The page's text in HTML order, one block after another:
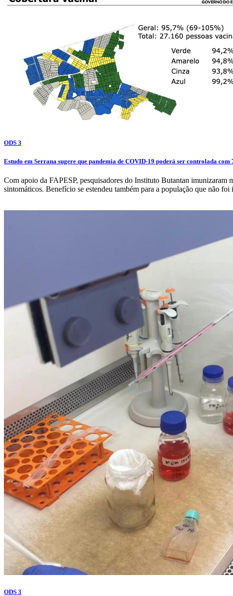
ODS 3
Estudo em Serrana sugere que pandemia de COVID-19 poderá ser controlada
Com apoio da FAPESP, pesquisadores do Instituto Butantan imunizaram
sintomáticos. Benefício se estendeu também para a população que não
ODS 3